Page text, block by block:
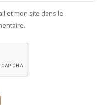
et mon site dans le